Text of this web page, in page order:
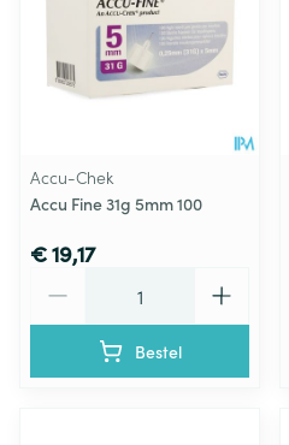
Accu-Chek
Accu Fine 31g 5mm 100
€ 19,17
Bestel